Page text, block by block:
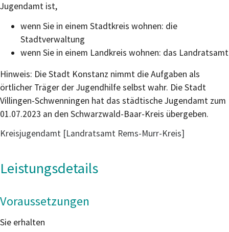
Jugendamt ist,
wenn Sie in einem Stadtkreis wohnen: die
Stadtverwaltung
wenn Sie in einem Landkreis wohnen: das Landratsamt
Hinweis: Die Stadt Konstanz nimmt die Aufgaben als
örtlicher Träger der Jugendhilfe selbst wahr. Die Stadt
Villingen-Schwenningen hat das städtische Jugendamt zum
01.07.2023 an den Schwarzwald-Baar-Kreis übergeben.
Kreisjugendamt [Landratsamt Rems-Murr-Kreis]
Leistungsdetails
Voraussetzungen
Sie erhalten